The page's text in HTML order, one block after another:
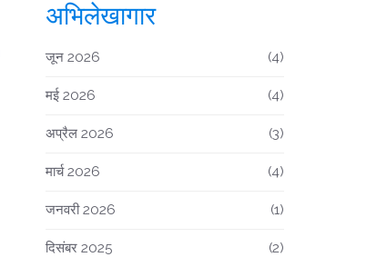
अभिलेखागार
जून 2026 (4)
मई 2026 (4)
अप्रैल 2026 (3)
मार्च 2026 (4)
जनवरी 2026 (1)
दिसंबर 2025 (2)